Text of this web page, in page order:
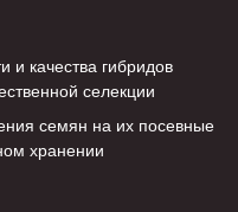
и качества гибридов
селекции
семян на их посевные
хранении